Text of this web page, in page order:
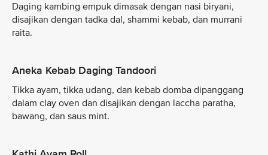
Daging kambing empuk dimasak dengan nasi biryani,
disajikan dengan tadka dal, shammi kebab, dan murrani
raita.
Aneka Kebab Daging Tandoori
Tikka ayam, tikka udang, dan kebab domba dipanggang
dalam clay oven dan disajikan dengan laccha paratha,
bawang, dan saus mint.